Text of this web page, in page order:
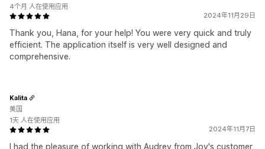
2024年11月29日
Thank you, Hana, for your help! You were very quick and truly
efficient. The application itself is very well designed and
comprehensive.
4个月 人在使用应用
2024年11月7日
I had the pleasure of working with Audrey from Joy's customer
Kalita
美国
1天 人在使用应用